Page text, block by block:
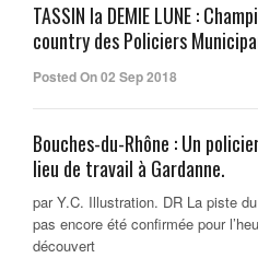
TASSIN la DEMIE LUNE :
country des Policiers
Posted On 02 Sep 2018
Bouches-du-Rhône : Un
lieu de travail à Gardanne.
par Y.C. Illustration. DR La piste
pas encore été confirmée pour
découvert